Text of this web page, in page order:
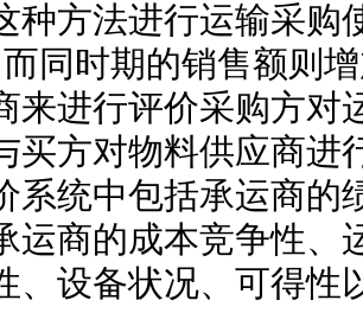
种方法进行运输采购
同时期的销售额则
来进行评价采购方对
买方对物料供应商进
系统中包括承运商的
运商的成本竞争性、
、设备状况、可得性